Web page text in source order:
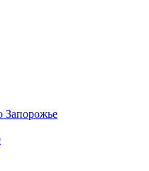
Запорожье